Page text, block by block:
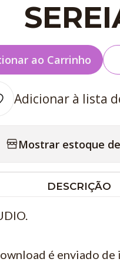
ao Carrinho
Adicionar à lista
Mostrar estoque
DESCRIÇÃO
é enviado de